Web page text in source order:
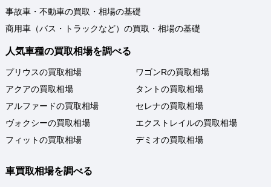
事故車・不動車の買取・相場の基礎
商用車（バス・トラックなど）の買取・相場の基礎
人気車種の買取相場を調べる
プリウスの買取相場
アクアの買取相場
アルファードの買取相場
ヴォクシーの買取相場
フィットの買取相場
ワゴンRの買取相場
タントの買取相場
セレナの買取相場
エクストレイルの買取相場
デミオの買取相場
車買取相場を調べる